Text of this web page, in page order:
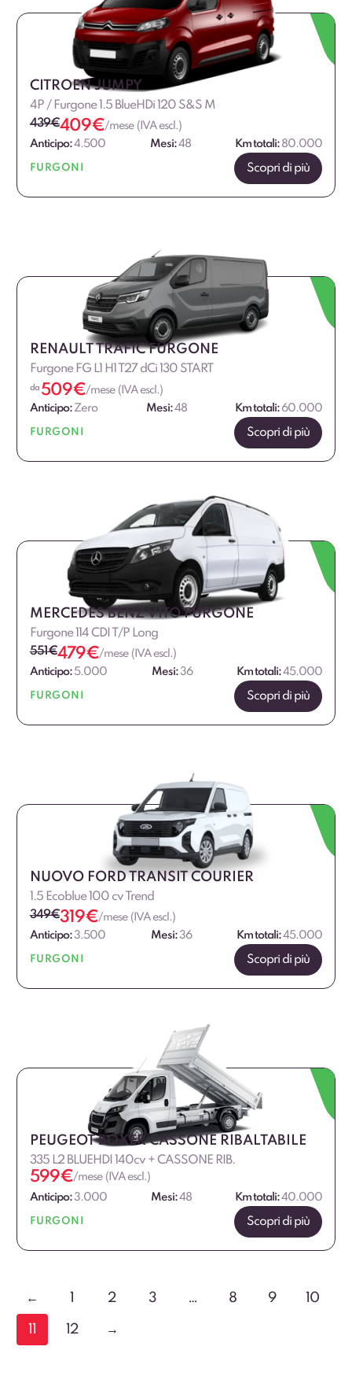
CITROEN JUMPY
4P / Furgone 1.5 BlueHDi 120 S&S M
439€409€/mese (IVA escl.)
Anticipo:4.500 Mesi:48 Km totali: 80.000
FURGONI Scopri di più
RENAULT TRAFIC FURGONE
Furgone FG L1 H1 T27 dCi 130 START
da 509€/mese (IVA escl.)
Anticipo: Zero Mesi:48 Km totali: 60.000
FURGONI Scopri di più
MERCEDES BENZ VITO FURGONE
Furgone 114 CDI T/P Long
551€479€/mese (IVA escl.)
Anticipo:5.000 Mesi:36 Km totali:45.000
FURGONI Scopri di più
NUOVO FORD TRANSIT COURIER
1.5 Ecoblue 100 cv Trend
349€319€/mese (IVA escl.)
Anticipo:3.500 Mesi:36 Km totali:45.000
FURGONI Scopri di più
PEUGEOT BOXER CASSONE RIBALTABILE
335 L2 BLUEHDI 140cv + CASSONE RIB.
599€/mese (IVA escl.)
Anticipo:3.000 Mesi:48 Km totali:40.000
FURGONI Scopri di più
← 1 2 3 … 8 9 10
11 12 →